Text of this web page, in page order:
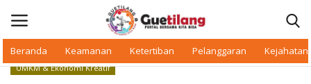
Beranda Keamanan Ketertiban Pelanggaran Kejahatan
UMKM & Ekonomi Kreatif